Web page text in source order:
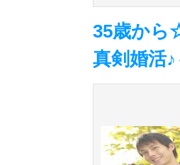
35歳から
真剣婚活